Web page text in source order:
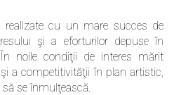
cu un mare succes de
şi a eforturilor depuse în
noile condiţii de interes mărit
a competitivităţii în plan artistic,
se înmulţească.